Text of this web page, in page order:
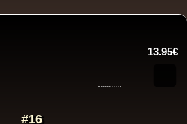
13.95€
#16